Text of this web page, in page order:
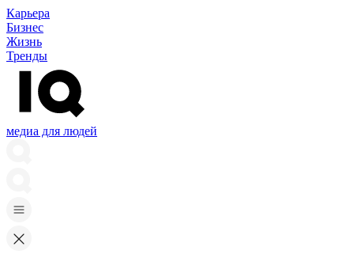
Карьера
Бизнес
Жизнь
Тренды
медиа для людей